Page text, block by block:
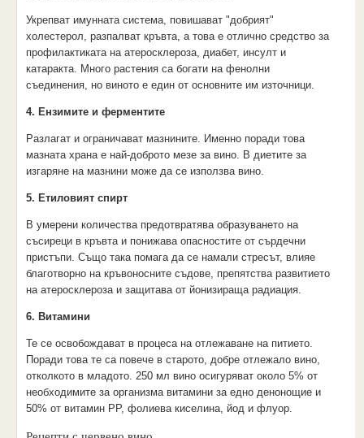
Укрепват имунната система, повишават "добрият"
холестерол, разпалват кръвта, а това е отлично средство за
профилактиката на атеросклероза, диабет, инсулт и
катаракта. Много растения са богати на фенолни
съединения, но виното е един от основните им източници.
4. Ензимите и ферментите
Разлагат и ограничават мазнините. Именно поради това
мазната храна е най-доброто мезе за вино. В диетите за
изгаряне на мазнини може да се използва вино.
5. Етиловият спирт
В умерени количества предотвратява образуването на
съсиреци в кръвта и понижава опасностите от сърдечни
пристъпи. Също така помага да се намали стресът, влияе
благотворно на кръвоносните съдове, препятства развитието
на атеросклероза и защитава от йонизираща радиация.
6. Витамини
Те се освобождават в процеса на отлежаване на питието.
Поради това те са повече в старото, добре отлежало вино,
отколкото в младото. 250 мл вино осигуряват около 5% от
необходимите за организма витамини за едно денонощие и
50% от витамин РР, фолиева киселина, йод и флуор.